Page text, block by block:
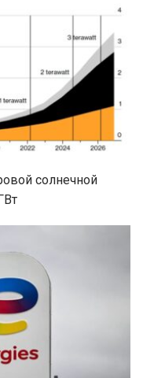
солнечной